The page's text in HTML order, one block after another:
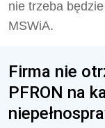
nie trzeba
MSWiA.
Firma nie
PFRON na